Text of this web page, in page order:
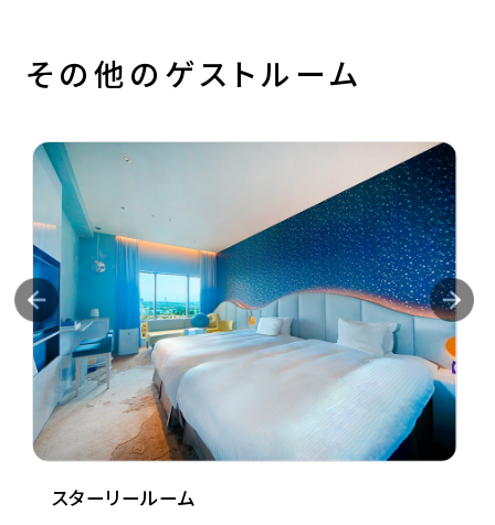
その他のゲストルーム
きらきらコーナールーム